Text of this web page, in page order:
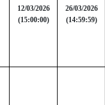
12/03/2026
(15:00:00)
26/03/2026
(14:59:59)